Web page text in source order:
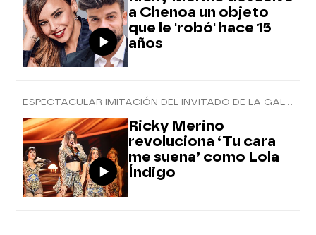
a Chenoa un objeto
que le 'robó' hace 15
años
ESPECTACULAR IMITACIÓN DEL INVITADO DE LA GALA 12
Ricky Merino
revoluciona ‘Tu cara
me suena’ como Lola
Índigo